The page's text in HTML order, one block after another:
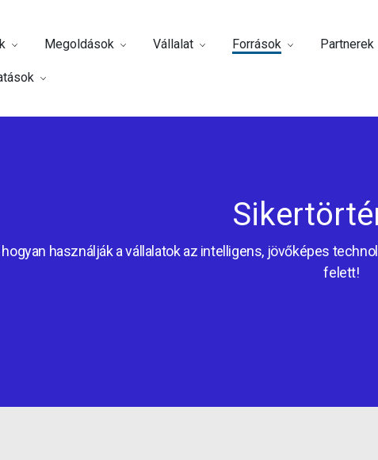
Megoldások Vállalat Források Partnerek
használják a vállalatok az intelligens, jövőképes
felett!